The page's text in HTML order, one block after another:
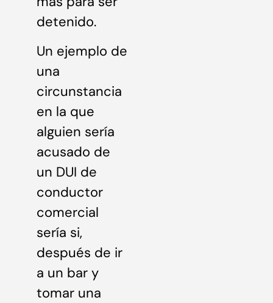
detenido.
Un ejemplo de
una
circunstancia
en la que
alguien sería
acusado de
un DUI de
conductor
comercial
sería si,
después de ir
a un bar y
tomar una